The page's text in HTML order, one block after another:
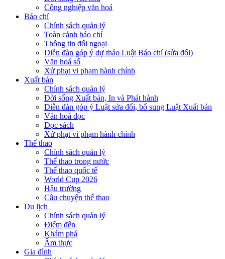
Công nghiệp văn hoá
Báo chí
Chính sách quản lý
Toàn cảnh báo chí
Thông tin đối ngoại
Diễn đàn góp ý dự thảo Luật Báo chí (sửa đổi)
Văn hoá số
Xử phạt vi phạm hành chính
Xuất bản
Chính sách quản lý
Đời sống Xuất bản, In và Phát hành
Diễn đàn góp ý Luật sửa đổi, bổ sung Luật Xuất bản
Văn hoá đọc
Đọc sách
Xử phạt vi phạm hành chính
Thể thao
Chính sách quản lý
Thể thao trong nước
Thể thao quốc tế
World Cup 2026
Hậu trường
Câu chuyện thể thao
Du lịch
Chính sách quản lý
Điểm đến
Khám phá
Ẩm thực
Gia đình